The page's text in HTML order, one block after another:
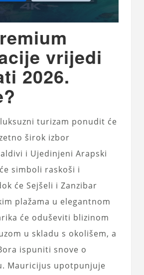
vrijedi
2026.
turizam ponudit će
širok izbor
i Ujedinjeni Arapski
simboli raskoši i
će Sejšeli i Zanzibar
plažama u elegantnom
će oduševiti blizinom
u skladu s okolišem, a
ispuniti snove o
Mauricijus upotpunjuje